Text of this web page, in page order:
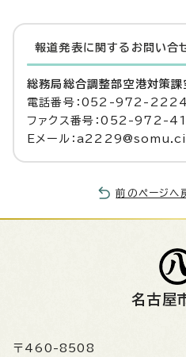
報道発表に関するお問い合
総務局総合調整部空港対策課
電話番号：052-972-2224
ファクス番号：052-972-
Eメール：
前のページへ
名古屋
〒460-8508